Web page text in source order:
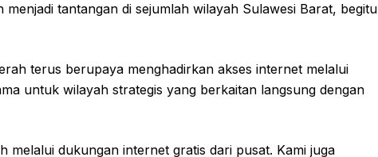
tantangan di sejumlah wilayah Sulawesi Barat, begitu
terus berupaya menghadirkan akses internet melalui
untuk wilayah strategis yang berkaitan langsung dengan
melalui dukungan internet gratis dari pusat. Kami juga